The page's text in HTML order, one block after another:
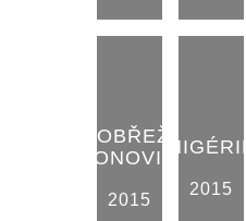
POBŘEŽÍ
SLONOVINY
2015
NIGÉRIE
2015